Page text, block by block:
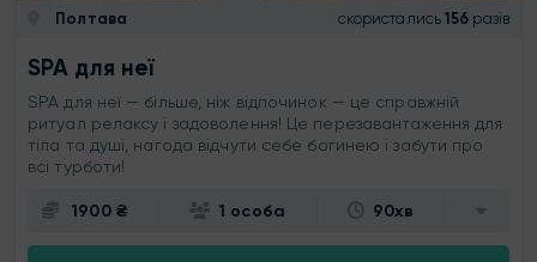
Полтава скористались 156 разів
SPA для неї
SPA для неї — більше, ніж відпочинок — це справжній
ритуал релаксу і задоволення! Це перезавантаження для
тіла та душі, нагода відчути себе богинею і забути про
всі турботи!
1900 ₴ 1 особа 90хв